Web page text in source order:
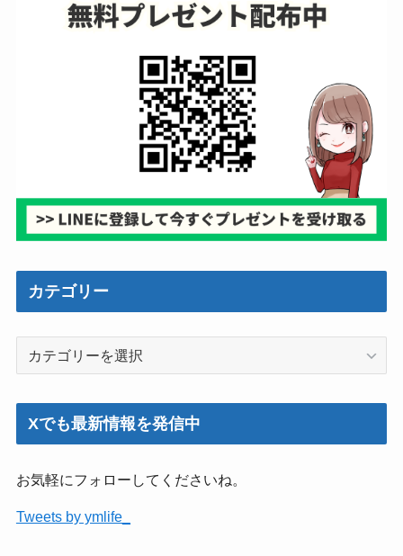
カテゴリー
Xでも最新情報を発信中
お気軽にフォローしてくださいね。
Tweets by ymlife_